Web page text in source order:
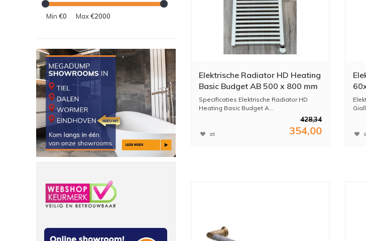
Min €0 Max€2000
Elektrische Radiator HD Heating
Basic Budget AB 500 x 800 mm
600 Watt Wit
Specificaties Elektrische Radiator HD
Heating Basic Budget A...
428,34
354,00